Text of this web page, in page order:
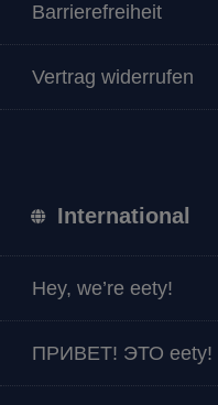
Barrierefreiheit
Vertrag widerrufen
International
Hey, we’re eety!
ПРИВЕТ! ЭТО eety!